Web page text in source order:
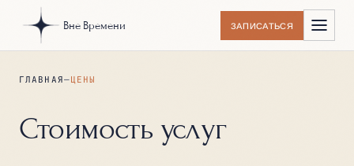
Вне Времени ЗАПИСАТЬСЯ
ГЛАВНАЯ—ЦЕНЫ
Стоимость услуг